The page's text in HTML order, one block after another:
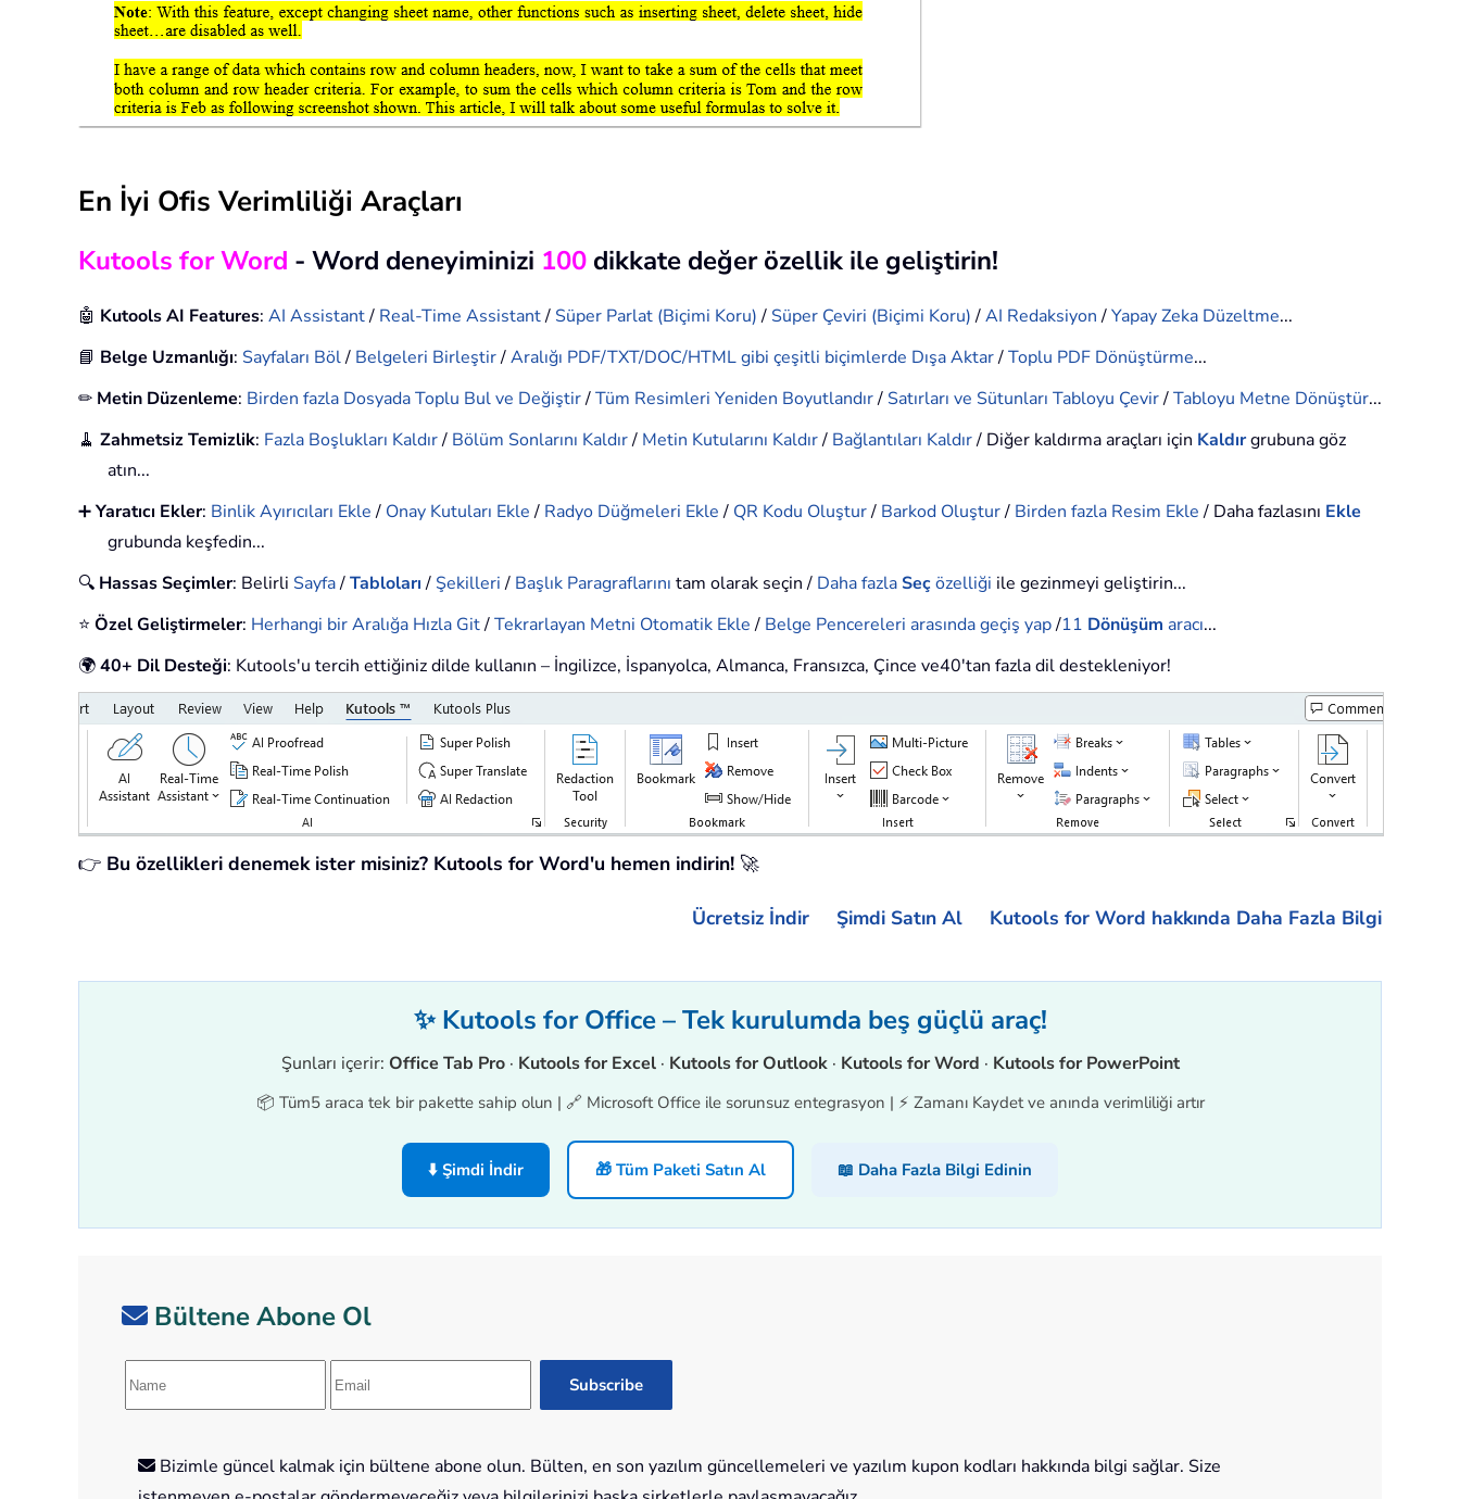
En İyi Ofis Verimliliği Araçları
Kutools for Word - Word deneyiminizi 100 dikkate değer özellik ile geliştirin!
🤖 Kutools AI Features: AI Assistant/ Real-Time Assistant/ Süper Parlat (Biçimi Koru)/ Süper Çeviri (Biçimi Koru)/AI Redaksiyon/Yapay Zeka Düzeltme...
📘 Belge Uzmanlığı: Sayfaları Böl/ Belgeleri Birleştir/Aralığı PDF/TXT/DOC/HTML gibi çeşitli biçimlerde Dışa Aktar/Toplu PDF Dönüştürme...
✏ Metin Düzenleme: Birden fazla Dosyada Toplu Bul ve Değiştir/Tüm Resimleri Yeniden Boyutlandır/ Satırları ve Sütunları Tabloyu Çevir/Tabloyu Metne Dönüştür...
🧹 Zahmetsiz Temizlik: Fazla Boşlukları Kaldır/ Bölüm Sonlarını Kaldır/ Metin Kutularını Kaldır/ Bağlantıları Kaldır/ Diğer kaldırma araçları için Kaldırgrubuna göz
atın...
➕Yaratıcı Ekler: Binlik Ayırıcıları Ekle/ Onay Kutuları Ekle/ Radyo Düğmeleri Ekle/ QR Kodu Oluştur/ Barkod Oluştur/ Birden fazla Resim Ekle/ Daha fazlasını Ekle
grubunda keşfedin...
🔍 Hassas Seçimler: Belirli Sayfa/Tabloları/ Şekilleri/ Başlık Paragraflarını tam olarak seçin / Daha fazlaSeçözelliği ile gezinmeyi geliştirin...
⭐ Özel Geliştirmeler: Herhangi bir Aralığa Hızla Git/Tekrarlayan Metni Otomatik Ekle/ Belge Pencereleri arasında geçiş yap/11 Dönüşüm aracı...
🌍40+ Dil Desteği: Kutools'u tercih ettiğiniz dilde kullanın – İngilizce, İspanyolca, Almanca, Fransızca, Çince ve40'tan fazla dil destekleniyor!
👉 Bu özellikleri denemek ister misiniz? Kutools for Word'u hemen indirin! 🚀
Ücretsiz İndir Şimdi Satın Al Kutools for Word hakkında Daha Fazla Bilgi
✨ Kutools for Office – Tek kurulumda beş güçlü araç!
Şunları içerir: Office Tab Pro· Kutools for Excel· Kutools for Outlook· Kutools for Word · Kutools for PowerPoint
📦 Tüm5 araca tek bir pakette sahip olun | 🔗 Microsoft Office ile sorunsuz entegrasyon | ⚡ Zamanı Kaydet ve anında verimliliği artır
⬇️ Şimdi İndir 🎁 Tüm Paketi Satın Al 📖 Daha Fazla Bilgi Edinin
Bültene Abone Ol
Bizimle güncel kalmak için bültene abone olun. Bülten, en son yazılım güncellemeleri ve yazılım kupon kodları hakkında bilgi sağlar. Size